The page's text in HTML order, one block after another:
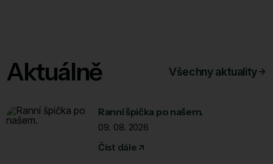
Aktuálně Všechny aktuality
Ranní špička po našem.
09. 08. 2026
Číst dále